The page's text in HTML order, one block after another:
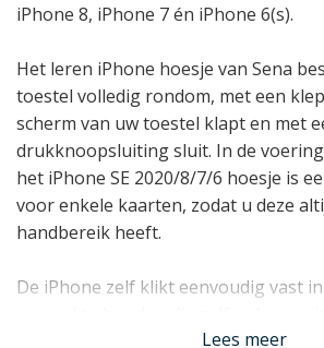
iPhone 8, iPhone 7 én iPhone 6(s).
Het leren iPhone hoesje van Sena
toestel volledig rondom, met een
scherm van uw toestel klapt en met
drukknoopsluiting sluit. In de
het iPhone SE 2020/8/7/6 hoesje is
voor enkele kaarten, zodat u deze
handbereik heeft.
De iPhone zelf klikt eenvoudig vast
leer. Het zijn dit soort fraaie details
Lees meer